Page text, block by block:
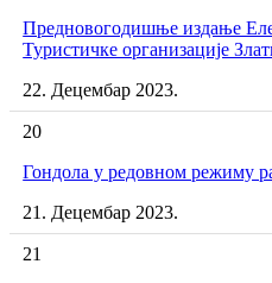
Предновогодишње издање
Туристичке организације
22. Децембар 2023.
20
Гондола у редовном режиму
21. Децембар 2023.
21